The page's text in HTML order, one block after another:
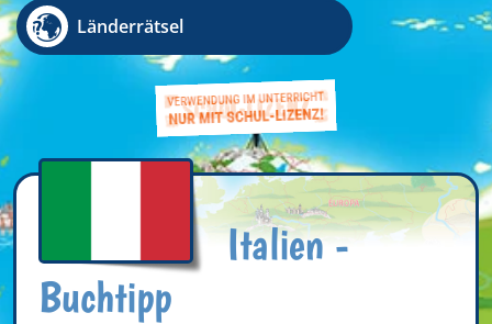
Länderrätsel
Italien -
Buchtipp